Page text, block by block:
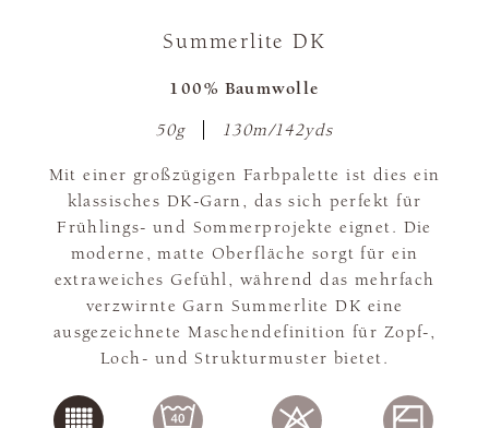
Summerlite DK
100% Baumwolle
50g 130m/142yds
Mit einer großzügigen Farbpalette ist dies ein
klassisches DK-Garn, das sich perfekt für
Frühlings- und Sommerprojekte eignet. Die
moderne, matte Oberfläche sorgt für ein
extraweiches Gefühl, während das mehrfach
verzwirnte Garn Summerlite DK eine
ausgezeichnete Maschendefinition für Zopf-,
Loch- und Strukturmuster bietet.